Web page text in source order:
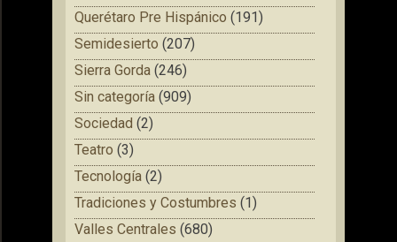
Querétaro Pre Hispánico (191)
Semidesierto (207)
Sierra Gorda (246)
Sin categoría (909)
Sociedad (2)
Teatro (3)
Tecnología (2)
Tradiciones y Costumbres (1)
Valles Centrales (680)